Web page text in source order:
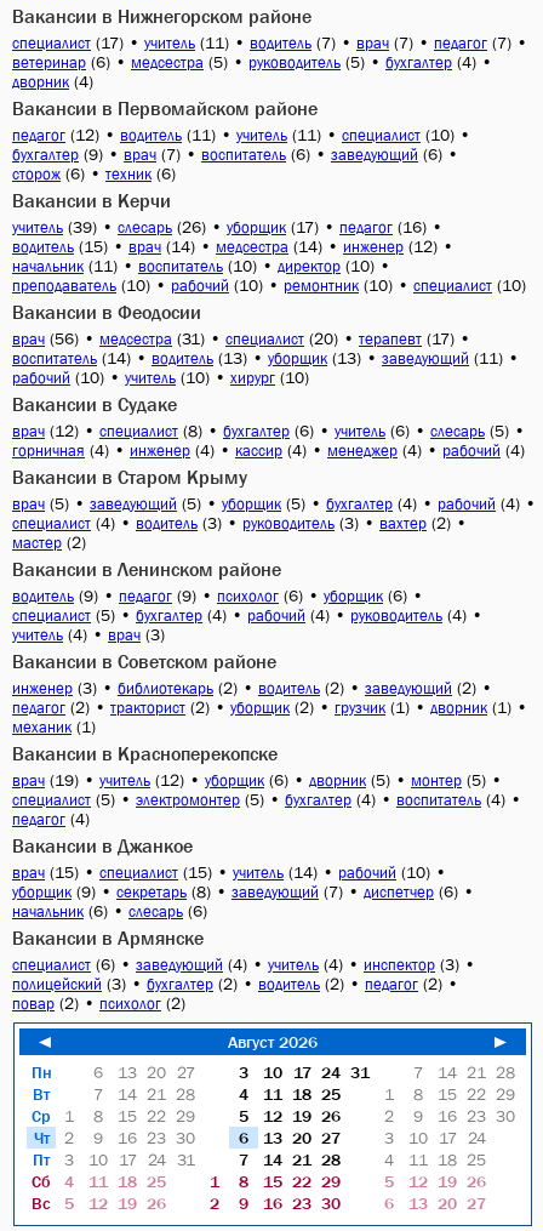
Вакансии в Нижнегорском районе
специалист (17) • учитель (11) • водитель (7) • врач (7) • педагог (7) •
ветеринар (6) • медсестра (5) • руководитель (5) • бухгалтер (4) •
дворник (4)
Вакансии в Первомайском районе
педагог (12) • водитель (11) • учитель (11) • специалист (10) •
бухгалтер (9) • врач (7) • воспитатель (6) • заведующий (6) •
сторож (6) • техник (6)
Вакансии в Керчи
учитель (39) • слесарь (26) • уборщик (17) • педагог (16) •
водитель (15) • врач (14) • медсестра (14) • инженер (12) •
начальник (11) • воспитатель (10) • директор (10) •
преподаватель (10) • рабочий (10) • ремонтник (10) • специалист (10)
Вакансии в Феодосии
врач (56) • медсестра (31) • специалист (20) • терапевт (17) •
воспитатель (14) • водитель (13) • уборщик (13) • заведующий (11) •
рабочий (10) • учитель (10) • хирург (10)
Вакансии в Судаке
врач (12) • специалист (8) • бухгалтер (6) • учитель (6) • слесарь (5) •
горничная (4) • инженер (4) • кассир (4) • менеджер (4) • рабочий (4)
Вакансии в Старом Крыму
врач (5) • заведующий (5) • уборщик (5) • бухгалтер (4) • рабочий (4) •
специалист (4) • водитель (3) • руководитель (3) • вахтер (2) •
мастер (2)
Вакансии в Ленинском районе
водитель (9) • педагог (9) • психолог (6) • уборщик (6) •
специалист (5) • бухгалтер (4) • рабочий (4) • руководитель (4) •
учитель (4) • врач (3)
Вакансии в Советском районе
инженер (3) • библиотекарь (2) • водитель (2) • заведующий (2) •
педагог (2) • тракторист (2) • уборщик (2) • грузчик (1) • дворник (1) •
механик (1)
Вакансии в Красноперекопске
врач (19) • учитель (12) • уборщик (6) • дворник (5) • монтер (5) •
специалист (5) • электромонтер (5) • бухгалтер (4) • воспитатель (4) •
педагог (4)
Вакансии в Джанкое
врач (15) • специалист (15) • учитель (14) • рабочий (10) •
уборщик (9) • секретарь (8) • заведующий (7) • диспетчер (6) •
начальник (6) • слесарь (6)
Вакансии в Армянске
специалист (6) • заведующий (4) • учитель (4) • инспектор (3) •
полицейский (3) • бухгалтер (2) • водитель (2) • педагог (2) •
повар (2) • психолог (2)
◄
Август 2026
►
Пн
Вт
Ср
Чт
Пт
Сб
Вс
6 13 20
27
7
14 21
28
1
8 15 22 29
2
9 16 23 30
3
10 17 24 31
4
11 18 25
5
12 19 26
3 10 17 24 31
4
11 18 25
5
12 19 26
6
13 20 27
7
14 21
28
1
8 15 22 29
2
9 16 23 30
7 14 21
28
1
8 15 22 29
2
9 16 23 30
3
10 17
24
4
11 18 25
5
12 19 26
6
13 20 27